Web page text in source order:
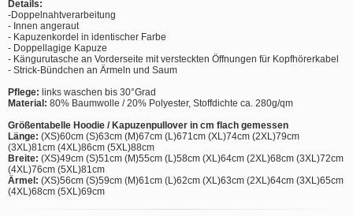
Details:
-Doppelnahtverarbeitung
- Innen angeraut
- Kapuzenkordel in identischer Farbe
- Doppellagige Kapuze
- Kängurutasche an Vorderseite mit versteckten Öffnungen für Kopfhörerkabel
- Strick-Bündchen an Ärmeln und Saum
Pflege: links waschen bis 30°Grad
Material: 80% Baumwolle / 20% Polyester, Stoffdichte ca. 280g/qm
Größentabelle Hoodie / Kapuzenpullover in cm flach gemessen
Länge: (XS)60cm (S)63cm (M)67cm (L)671cm (XL)74cm (2XL)79cm
(3XL)81cm (4XL)86cm (5XL)88cm
Breite: (XS)49cm (S)51cm (M)55cm (L)58cm (XL)64cm (2XL)68cm (3XL)72cm
(4XL)76cm (5XL)81cm
Ärmel: (XS)56cm (S)59cm (M)61cm (L)62cm (XL)63cm (2XL)64cm (3XL)65cm
(4XL)68cm (5XL)69cm